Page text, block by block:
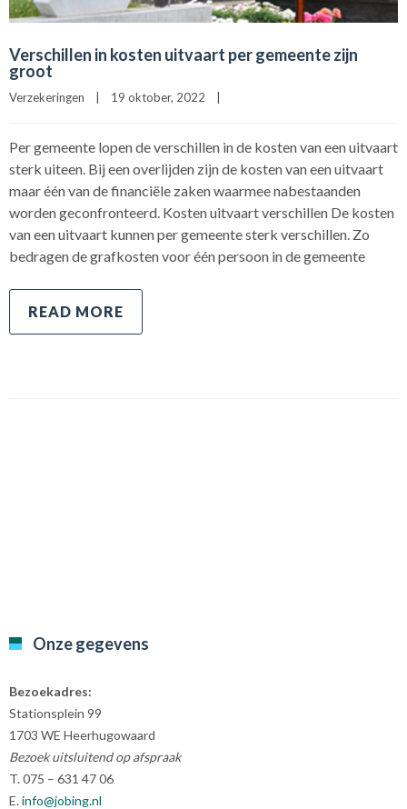
Verschillen in kosten uitvaart per gemeente zijn
groot
Verzekeringen | 19 oktober, 2022 |
Per gemeente lopen de verschillen in de kosten van een uitvaart
sterk uiteen. Bij een overlijden zijn de kosten van een uitvaart
maar één van de financiële zaken waarmee nabestaanden
worden geconfronteerd. Kosten uitvaart verschillen De kosten
van een uitvaart kunnen per gemeente sterk verschillen. Zo
bedragen de grafkosten voor één persoon in de gemeente
READ MORE
Onze gegevens
Bezoekadres:
Stationsplein 99
1703 WE Heerhugowaard
Bezoek uitsluitend op afspraak
T. 075 – 631 47 06
E.info@jobing.nl